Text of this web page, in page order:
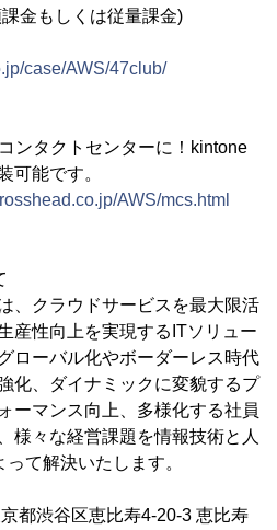
金もしくは従量課金)
case/AWS/47club/
ンタクトセンターに！kintone
可能です。
AWS/mcs.html
、クラウドサービスを最大限活
産性向上を実現するITソリュー
ローバル化やボーダーレス時代
化、ダイナミックに変貌するプ
ーマンス向上、多様化する社員
様々な経営課題を情報技術と人
て解決いたします。
谷区恵比寿4-20-3 恵比寿